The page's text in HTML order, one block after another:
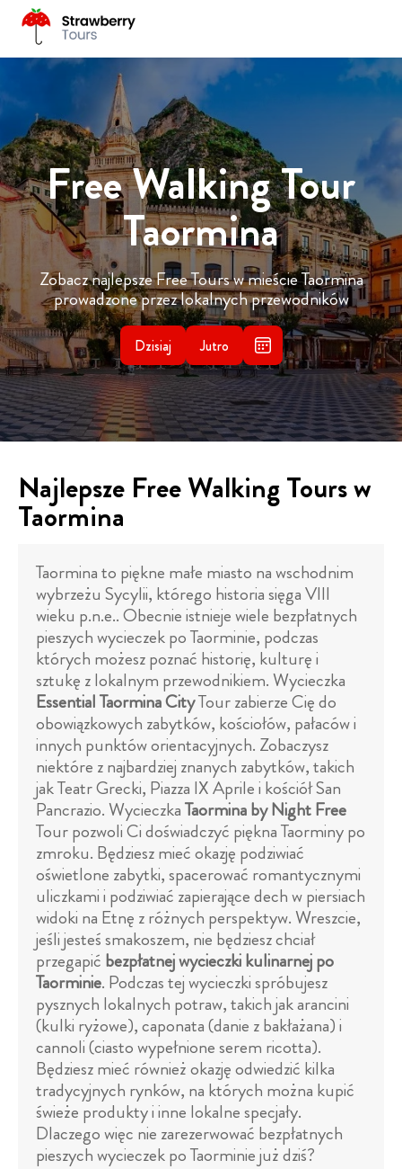
Free Walking Tour
Taormina
Zobacz najlepsze Free Tours w mieście Taormina
prowadzone przez lokalnych przewodników
Dzisiaj Jutro
Najlepsze Free Walking Tours w
Taormina
Taormina to piękne małe miasto na wschodnim
wybrzeżu Sycylii, którego historia sięga VIII
wieku p.n.e.. Obecnie istnieje wiele bezpłatnych
pieszych wycieczek po Taorminie, podczas
których możesz poznać historię, kulturę i
sztukę z lokalnym przewodnikiem. Wycieczka
Essential Taormina CityTour zabierze Cię do
obowiązkowych zabytków, kościołów, pałaców i
innych punktów orientacyjnych. Zobaczysz
niektóre z najbardziej znanych zabytków, takich
jak Teatr Grecki, Piazza IX Aprile i kościół San
Pancrazio. WycieczkaTaormina by Night Free
Tour pozwoli Ci doświadczyć piękna Taorminy po
zmroku. Będziesz mieć okazję podziwiać
oświetlone zabytki, spacerować romantycznymi
uliczkami i podziwiać zapierające dech w piersiach
widoki na Etnę z różnych perspektyw. Wreszcie,
jeśli jesteś smakoszem, nie będziesz chciał
przegapić bezpłatnej wycieczki kulinarnej po
Taorminie. Podczas tej wycieczki spróbujesz
pysznych lokalnych potraw, takich jak arancini
(kulki ryżowe), caponata (danie z bakłażana) i
cannoli (ciasto wypełnione serem ricotta).
Będziesz mieć również okazję odwiedzić kilka
tradycyjnych rynków, na których można kupić
świeże produkty i inne lokalne specjały.
Dlaczego więc nie zarezerwować bezpłatnych
pieszych wycieczek po Taorminie już dziś?